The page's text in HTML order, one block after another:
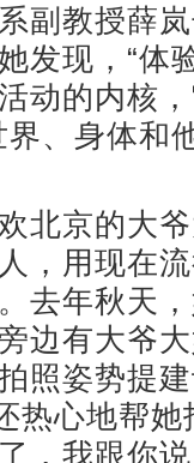
教授薛岚
发现，“体
动的内核
、身体和
京的大爷
，用现在
去年秋天
边有大爷
照姿势提
热心地帮她
，我跟你